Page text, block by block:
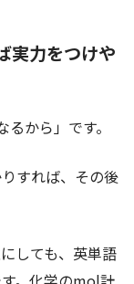
実力をつけや
から」です。
すれば、その後
しても、英単語